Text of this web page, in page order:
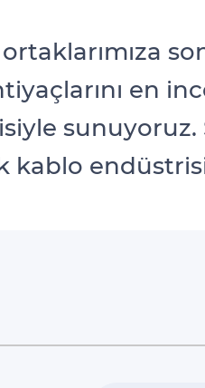
en
sunuyoruz.
kablo